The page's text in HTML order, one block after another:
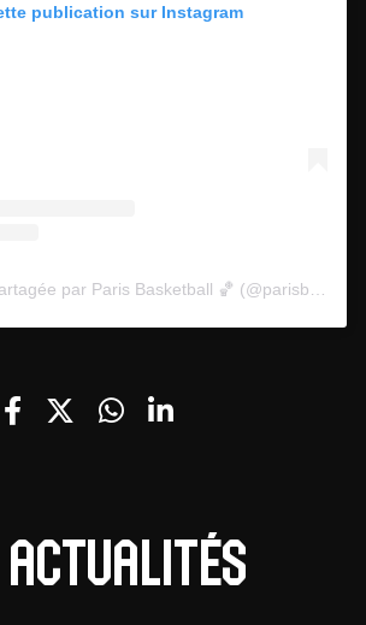
publication sur Instagram
actualités